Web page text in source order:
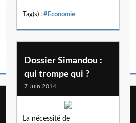
Tag(s) : #Economie
Dossier Simandou :
qui trompe qui ?
7 Juin 2014
La nécessité de